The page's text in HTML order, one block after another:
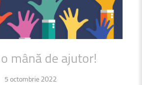
o mânăde ajutor!
5 octombrie 2022